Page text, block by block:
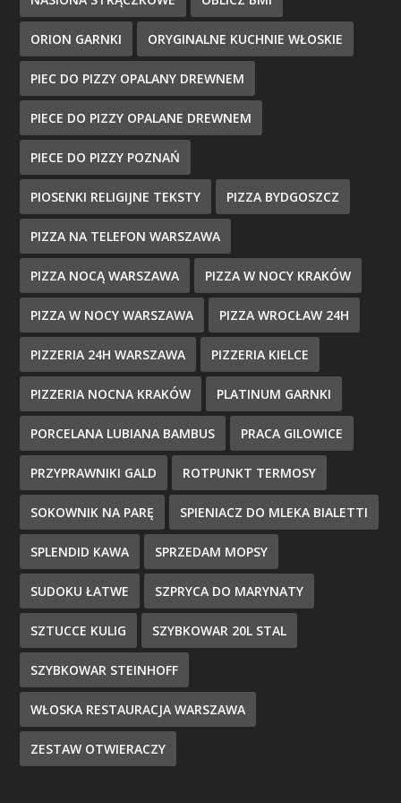
ORION GARNKI ORYGINALNE KUCHNIE WŁOSKIE
PIEC DO PIZZY OPALANY DREWNEM
PIECE DO PIZZY OPALANE DREWNEM
PIECE DO PIZZY POZNAŃ
PIOSENKI RELIGIJNE TEKSTY PIZZA BYDGOSZCZ
PIZZA NA TELEFON WARSZAWA
PIZZA NOCĄ WARSZAWA PIZZA W NOCY KRAKÓW
PIZZA W NOCY WARSZAWA PIZZA WROCŁAW 24H
PIZZERIA 24H WARSZAWA PIZZERIA KIELCE
PIZZERIA NOCNA KRAKÓW PLATINUM GARNKI
PORCELANA LUBIANA BAMBUS PRACA GILOWICE
PRZYPRAWNIKI GALD ROTPUNKT TERMOSY
SOKOWNIK NA PARĘ SPIENIACZ DO MLEKA BIALETTI
SPLENDID KAWA SPRZEDAM MOPSY
SUDOKU ŁATWE SZPRYCA DO MARYNATY
SZTUCCE KULIG SZYBKOWAR 20L STAL
SZYBKOWAR STEINHOFF
WŁOSKA RESTAURACJA WARSZAWA
ZESTAW OTWIERACZY